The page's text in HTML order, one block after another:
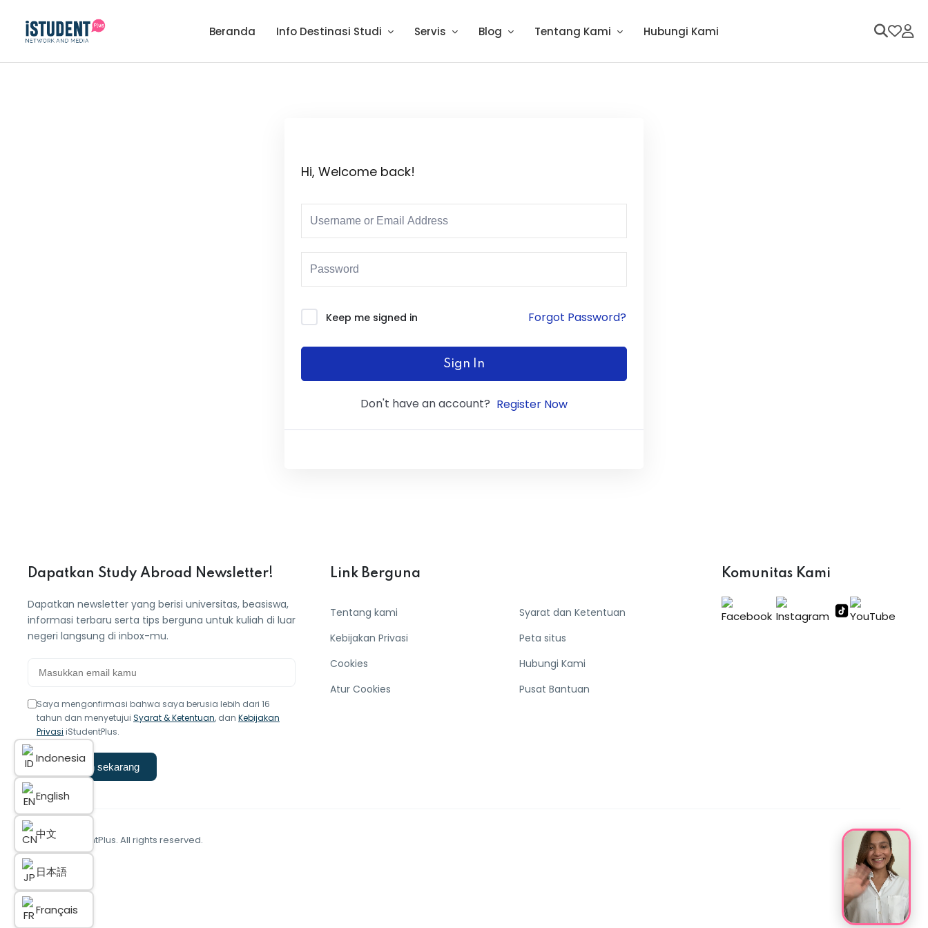
Beranda Info Destinasi Studi Servis Blog Tentang Kami Hubungi Kami
Hi, Welcome back!
Keep me signed in Forgot Password?
Sign In
Don't have an account? Register Now
Dapatkan Study Abroad Newsletter!
Dapatkan newsletter yang berisi universitas, beasiswa,
informasi terbaru serta tips berguna untuk kuliah di luar
negeri langsung di inbox-mu.
Saya mengonfirmasi bahwa saya berusia lebih dari 16
tahun dan menyetujui Syarat & Ketentuan, dan Kebijakan
Privasi iStudentPlus.
Langganan sekarang
Link Berguna
Tentang kami
Kebijakan Privasi
Cookies
Atur Cookies
Syarat dan Ketentuan
Peta situs
Hubungi Kami
Pusat Bantuan
Komunitas Kami
© 2025 iStudentPlus. All rights reserved.
Indonesia
English
中文
日本語
Français